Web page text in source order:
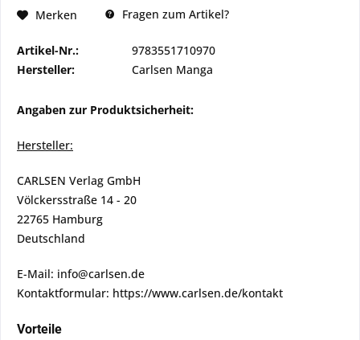
Merken Fragen zum Artikel?
Artikel-Nr.:
9783551710970
Hersteller:
Carlsen Manga
Angaben zur Produktsicherheit:
Hersteller:
CARLSEN Verlag GmbH
Völckersstraße 14 - 20
22765 Hamburg
Deutschland
E-Mail: info@carlsen.de
Kontaktformular: https://www.carlsen.de/kontakt
Vorteile